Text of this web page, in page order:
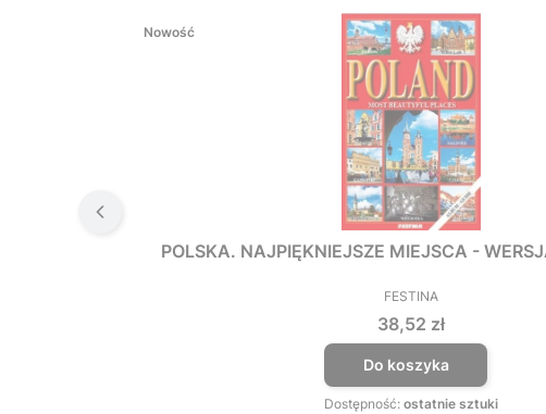
Nowość
POLSKA. NAJPIĘKNIEJSZE MIEJSCA -
PRODUCENT
FESTINA
Cena
38,52 zł
Do koszyka
Dostępność: ostatnie sztuki